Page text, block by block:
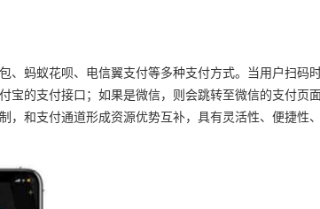
蚂蚁花呗、电信翼支付等多种支付方式。当用户扫码
的支付接口；如果是微信，则会跳转至微信的支付页
和支付通道形成资源优势互补，具有灵活性、便捷性